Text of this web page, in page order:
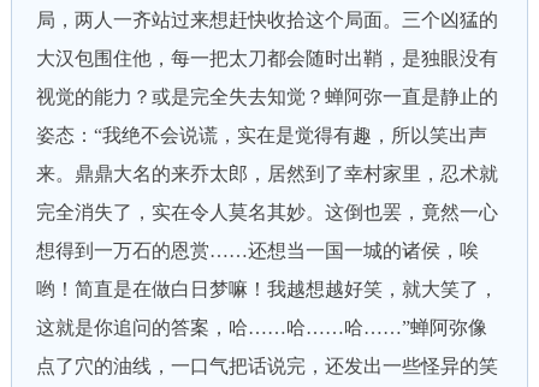
局，两人一齐站过来想赶快收拾这个局面。三个凶猛的
大汉包围住他，每一把太刀都会随时出鞘，是独眼没有
视觉的能力？或是完全失去知觉？蝉阿弥一直是静止的
姿态：“我绝不会说谎，实在是觉得有趣，所以笑出声
来。鼎鼎大名的来乔太郎，居然到了幸村家里，忍术就
完全消失了，实在令人莫名其妙。这倒也罢，竟然一心
想得到一万石的恩赏……还想当一国一城的诸侯，唉
哟！简直是在做白日梦嘛！我越想越好笑，就大笑了，
这就是你追问的答案，哈……哈……哈……”蝉阿弥像
点了穴的油线，一口气把话说完，还发出一些怪异的笑